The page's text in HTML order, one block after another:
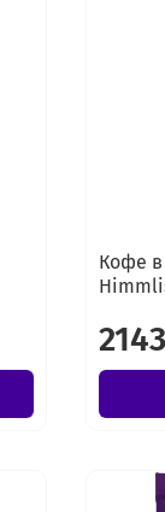
Кофе в